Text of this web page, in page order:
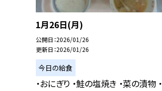
1月26日(月)
公開日 2026/01/26
更新日 2026/01/26
今日の給食
・おにぎり ・鮭の塩焼き ・菜の漬物 ・